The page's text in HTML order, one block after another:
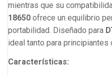
mientras que su
18650 ofrece un equilibrio
portabilidad. Diseñado para
ideal tanto para principiantes
Características: